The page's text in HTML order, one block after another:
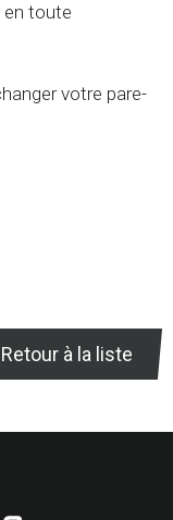
en toute
votre pare-
Retour à la liste